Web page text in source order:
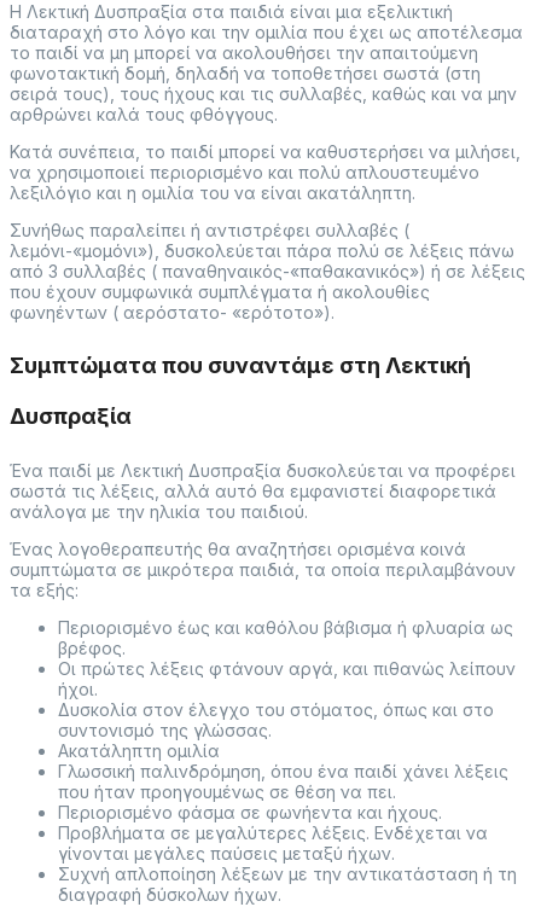
Η Λεκτική Δυσπραξία στα παιδιά είναι μια εξελικτική
διαταραχή στο λόγο και την ομιλία που έχει ως αποτέλεσμα
το παιδί να μη μπορεί να ακολουθήσει την απαιτούμενη
φωνοτακτική δομή, δηλαδή να τοποθετήσει σωστά (στη
σειρά τους), τους ήχους και τις συλλαβές, καθώς και να μην
αρθρώνει καλά τους φθόγγους.
Κατά συνέπεια, το παιδί μπορεί να καθυστερήσει να μιλήσει,
να χρησιμοποιεί περιορισμένο και πολύ απλουστευμένο
λεξιλόγιο και η ομιλία του να είναι ακατάληπτη.
Συνήθως παραλείπει ή αντιστρέφει συλλαβές (
λεμόνι-«μομόνι»), δυσκολεύεται πάρα πολύ σε λέξεις πάνω
από 3 συλλαβές ( παναθηναικός-«παθακανικός») ή σε λέξεις
που έχουν συμφωνικά συμπλέγματα ή ακολουθίες
φωνηέντων ( αερόστατο- «ερότοτο»).
Συμπτώματα που συναντάμε στη Λεκτική
Δυσπραξία
Ένα παιδί με Λεκτική Δυσπραξία δυσκολεύεται να προφέρει
σωστά τις λέξεις, αλλά αυτό θα εμφανιστεί διαφορετικά
ανάλογα με την ηλικία του παιδιού.
Ένας λογοθεραπευτής θα αναζητήσει ορισμένα κοινά
συμπτώματα σε μικρότερα παιδιά, τα οποία περιλαμβάνουν
τα εξής:
Περιορισμένο έως και καθόλου βάβισμα ή φλυαρία ως
βρέφος.
Οι πρώτες λέξεις φτάνουν αργά, και πιθανώς λείπουν
ήχοι.
Δυσκολία στον έλεγχο του στόματος, όπως και στο
συντονισμό της γλώσσας.
Ακατάληπτη ομιλία
Γλωσσική παλινδρόμηση, όπου ένα παιδί χάνει λέξεις
που ήταν προηγουμένως σε θέση να πει.
Περιορισμένο φάσμα σε φωνήεντα και ήχους.
Προβλήματα σε μεγαλύτερες λέξεις. Ενδέχεται να
γίνονται μεγάλες παύσεις μεταξύ ήχων.
Συχνή απλοποίηση λέξεων με την αντικατάσταση ή τη
διαγραφή δύσκολων ήχων.